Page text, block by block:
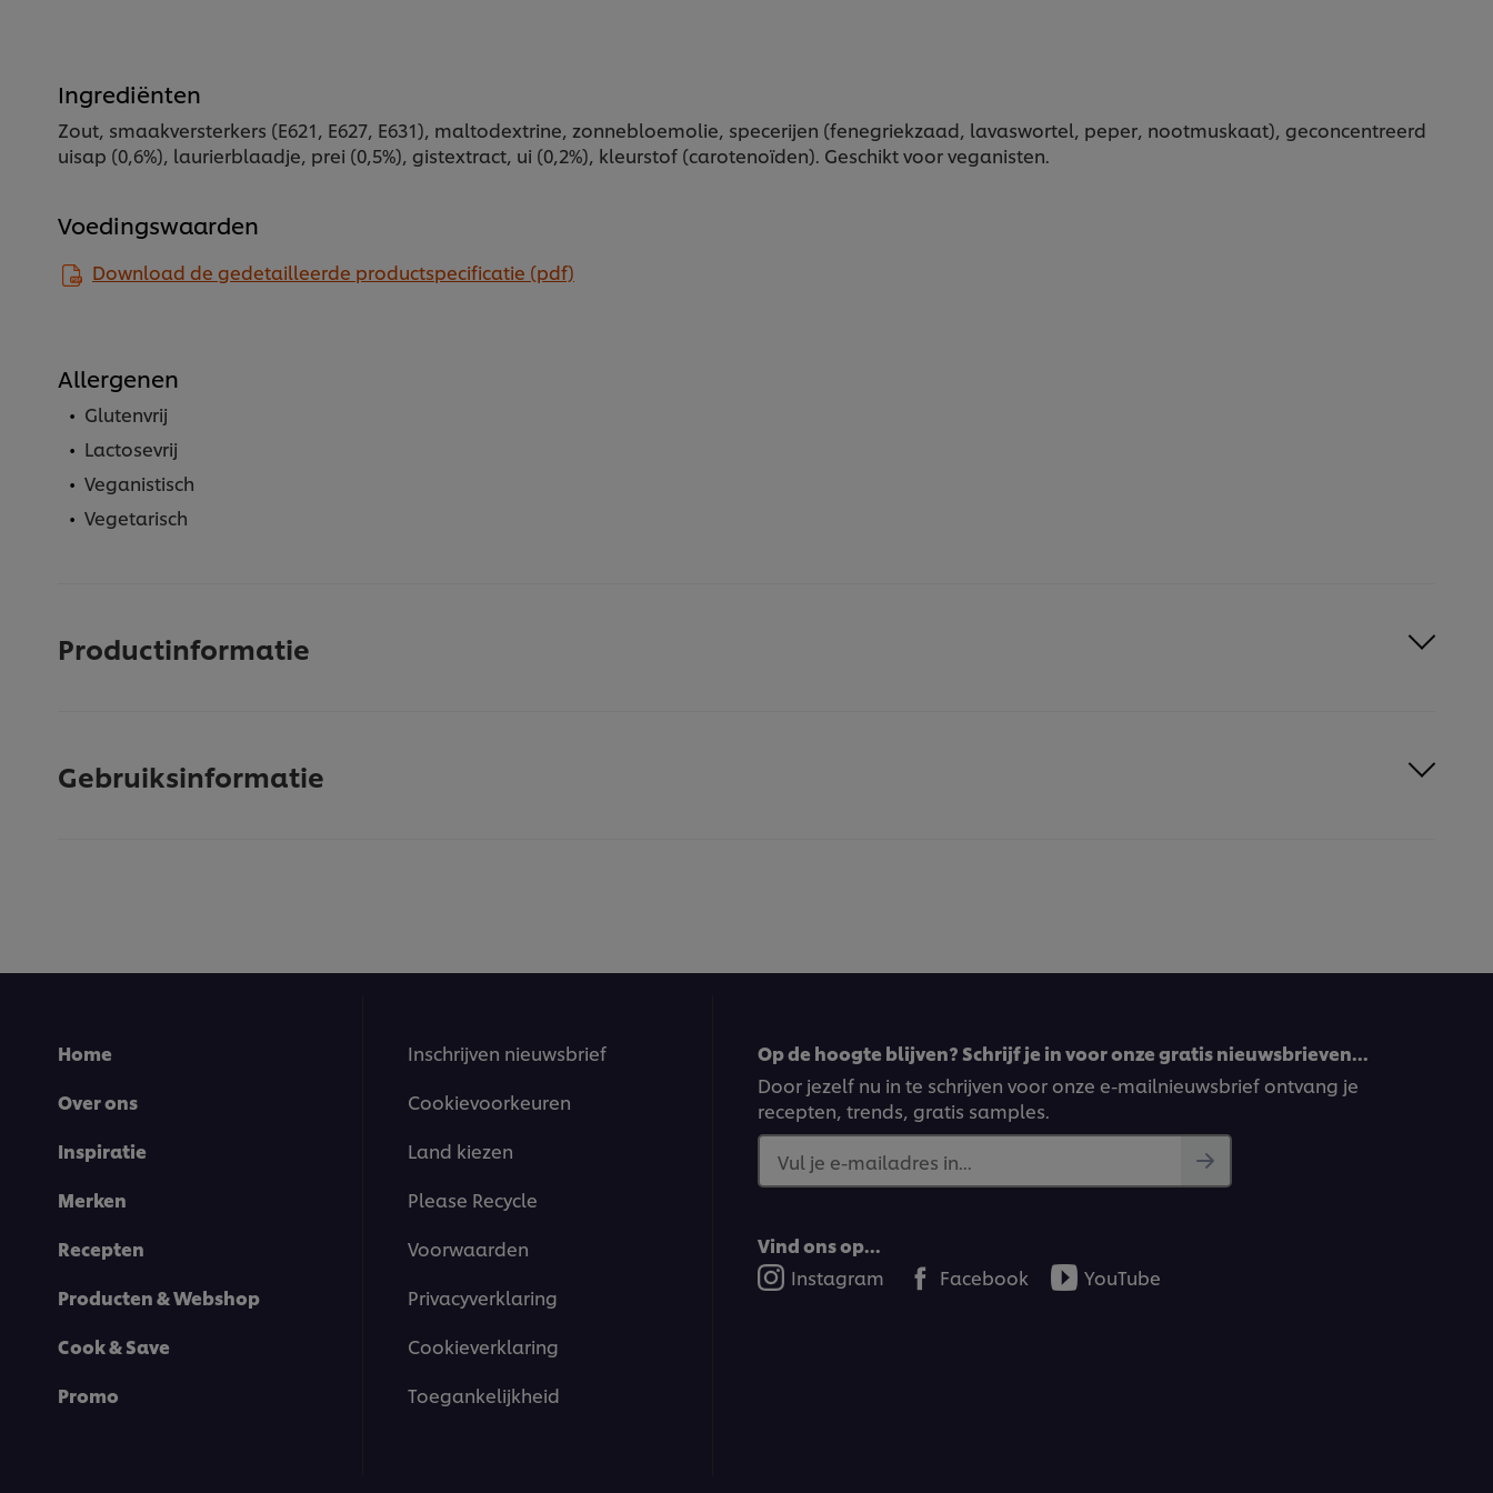
Ingrediënten
Zout, smaakversterkers (E621, E627, E631), maltodextrine, zonnebloemolie, specerijen (fenegriekzaad, lavaswortel, peper, nootmuskaat), geconcentreerd
uisap (0,6%), laurierblaadje, prei (0,5%), gistextract, ui (0,2%), kleurstof (carotenoïden). Geschikt voor veganisten.
Voedingswaarden
Download de gedetailleerde productspecificatie (pdf)
Allergenen
Glutenvrij
Lactosevrij
Veganistisch
Vegetarisch
Productinformatie
Gebruiksinformatie
Home
Over ons
Inspiratie
Merken
Recepten
Producten & Webshop
Cook & Save
Promo
Inschrijven nieuwsbrief
Cookievoorkeuren
Land kiezen
Please Recycle
Voorwaarden
Privacyverklaring
Cookieverklaring
Toegankelijkheid
Op de hoogte blijven? Schrijf je in voor onze gratis nieuwsbrieven…
Door jezelf nu in te schrijven voor onze e-mailnieuwsbrief ontvang je
recepten, trends, gratis samples.
Vul je e-mailadres in...
Vind ons op...
Instagram
Facebook YouTube